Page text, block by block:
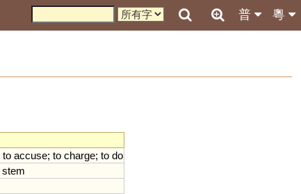
粵
普
to accuse; to charge; to do
stem